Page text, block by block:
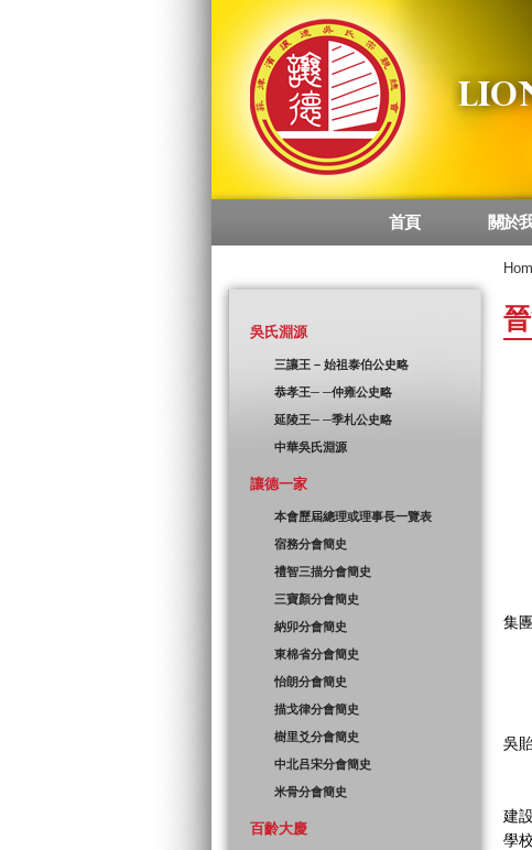
東
集
吳
二
吳
吳
建
學
首頁 關於
吳氏淵源
三讓王 – 始祖泰伯公史略
恭孝王─ ─仲雍公史略
延陵王─ ─季札公史略
中華吳氏淵源
讓德一家
本會歷屆總理或理事長一覽表
宿務分會簡史
禮智三描分會簡史
三寶顏分會簡史
納卯分會簡史
東棉省分會簡史
怡朗分會簡史
描戈律分會簡史
樹里爻分會簡史
中北吕宋分會簡史
米骨分會簡史
百齡大慶